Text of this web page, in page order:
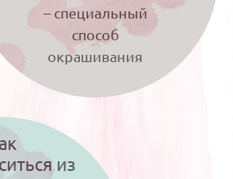
из
– специальный
способ
окрашивания
один из наиболее модных в
2017...